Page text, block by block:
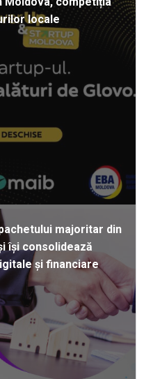
locale
majoritar din
își consolidează
și financiare